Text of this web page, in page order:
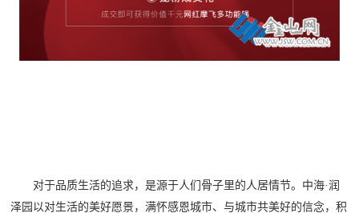
对于品质生活的追求，是源于人们骨子里的人居情节。中海·润
泽园以对生活的美好愿景，满怀感恩城市、与城市共美好的信念，积